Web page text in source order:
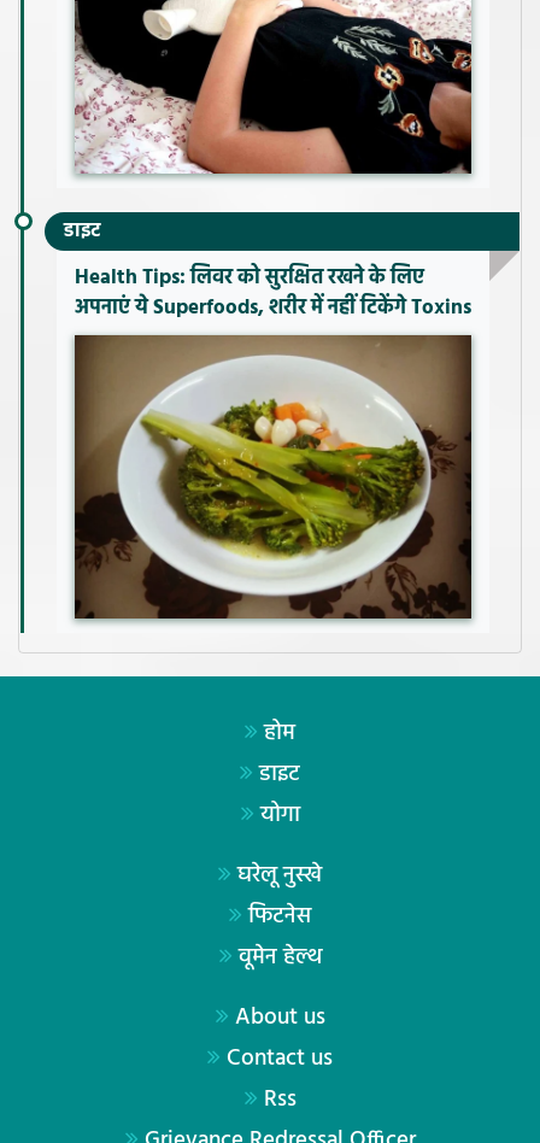
डाइट
Health Tips: लिवर को सुरक्षित रखने के लिए
अपनाएं ये Superfoods, शरीर में नहीं टिकेंगे Toxins
होम
डाइट
योगा
घरेलू नुस्खे
फिटनेस
वूमेन हेल्थ
About us
Contact us
Rss